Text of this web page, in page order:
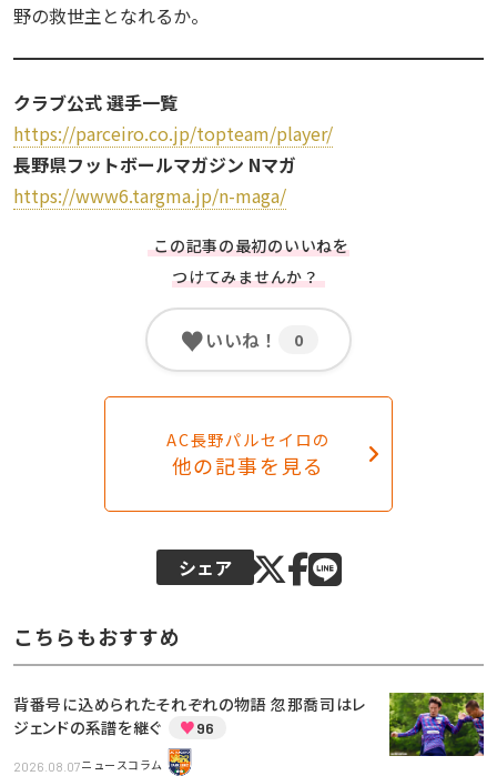
野の救世主となれるか。
クラブ公式 選手一覧
https://parceiro.co.jp/topteam/player/
長野県フットボールマガジン Nマガ
https://www6.targma.jp/n-maga/
この記事の最初のいいねを
つけてみませんか？
♥いいね！ 0
AC長野パルセイロの
他の記事を見る
シェア
こちらもおすすめ
背番号に込められたそれぞれの物語 忽那喬司はレ
ジェンドの系譜を継ぐ
♥96
2026.08.07ニュースコラム